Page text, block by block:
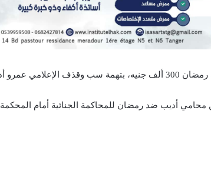
عمرو أديب.
من محامي أديب ضد رمضان للمحاكمة الجنائية أمام المحكمة